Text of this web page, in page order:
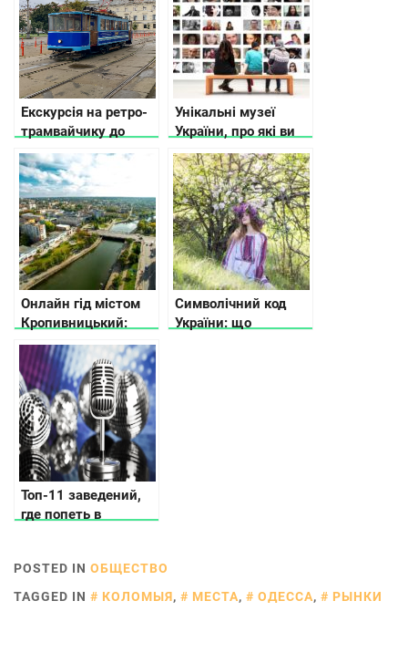
Екскурсія на ретро-
трамвайчику до
минулого й
сьогодення Києва
Унікальні музеї
України, про які ви
не чули
Онлайн гід містом
Кропивницький:
куди піти та що
подивитися
Символічний код
України: що
Топ-11 заведений,
где попеть в
POSTED IN ОБЩЕСТВО
TAGGED IN
КОЛОМЫЯ, МЕСТА, ОДЕССА, РЫНКИ